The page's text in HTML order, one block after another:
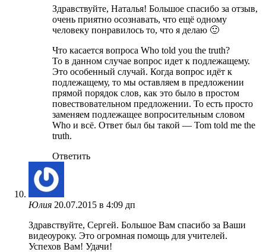
Здравствуйте, Наталья! Большое спасибо за отзыв,
очень приятно осознавать, что ещё одному
человеку понравилось то, что я делаю 🙂
Что касается вопроса Who told you the truth?
То в данном случае вопрос идет к подлежащему.
Это особенный случай. Когда вопрос идёт к
подлежащему, то мы оставляем в предложении
прямой порядок слов, как это было в простом
повествовательном предложении. То есть просто
заменяем подлежащее вопросительным словом
Who и всё. Ответ был бы такой — Tom told me the
truth.
Ответить
Юлия 20.07.2015 в 4:09 дп
Здравствуйте, Сергей. Большое Вам спасибо за Ваши
видеоуроку. Это огромная помощь для учителей.
Успехов Вам! Удачи!